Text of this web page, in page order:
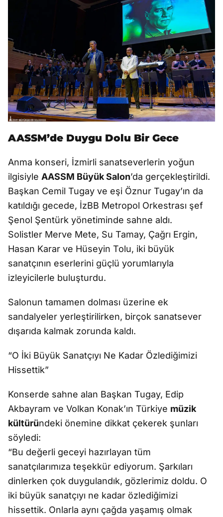
AASSM’de Duygu Dolu Bir Gece
Anma konseri, İzmirli sanatseverlerin yoğun
ilgisiyle AASSM Büyük Salon’da gerçekleştirildi.
Başkan Cemil Tugay ve eşi Öznur Tugay’ın da
katıldığı gecede, İzBB Metropol Orkestrası şef
Şenol Şentürk yönetiminde sahne aldı.
Solistler Merve Mete, Su Tamay, Çağrı Ergin,
Hasan Karar ve Hüseyin Tolu, iki büyük
sanatçının eserlerini güçlü yorumlarıyla
izleyicilerle buluşturdu.
Salonun tamamen dolması üzerine ek
sandalyeler yerleştirilirken, birçok sanatsever
dışarıda kalmak zorunda kaldı.
“O İki Büyük Sanatçıyı Ne Kadar Özlediğimizi
Hissettik”
Konserde sahne alan Başkan Tugay, Edip
Akbayram ve Volkan Konak’ın Türkiye müzik
kültüründeki önemine dikkat çekerek şunları
söyledi:
“Bu değerli geceyi hazırlayan tüm
sanatçılarımıza teşekkür ediyorum. Şarkıları
dinlerken çok duygulandık, gözlerimiz doldu. O
iki büyük sanatçıyı ne kadar özlediğimizi
hissettik. Onlarla aynı çağda yaşamış olmak